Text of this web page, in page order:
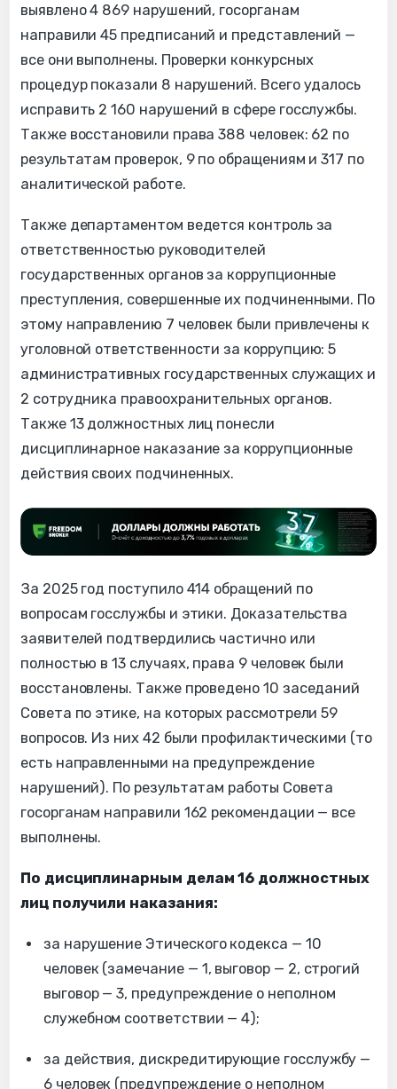
выявлено 4 869 нарушений, госорганам
направили 45 предписаний и представлений —
все они выполнены. Проверки конкурсных
процедур показали 8 нарушений. Всего удалось
исправить 2 160 нарушений в сфере госслужбы.
Также восстановили права 388 человек: 62 по
результатам проверок, 9 по обращениям и 317 по
аналитической работе.
Также департаментом ведется контроль за
ответственностью руководителей
государственных органов за коррупционные
преступления, совершенные их подчиненными. По
этому направлению 7 человек были привлечены к
уголовной ответственности за коррупцию: 5
административных государственных служащих и
2 сотрудника правоохранительных органов.
Также 13 должностных лиц понесли
дисциплинарное наказание за коррупционные
действия своих подчиненных.
За 2025 год поступило 414 обращений по
вопросам госслужбы и этики. Доказательства
заявителей подтвердились частично или
полностью в 13 случаях, права 9 человек были
восстановлены. Также проведено 10 заседаний
Совета по этике, на которых рассмотрели 59
вопросов. Из них 42 были профилактическими (то
есть направленными на предупреждение
нарушений). По результатам работы Совета
госорганам направили 162 рекомендации — все
выполнены.
По дисциплинарным делам 16 должностных
лиц получили наказания:
за нарушение Этического кодекса — 10
человек (замечание — 1, выговор — 2, строгий
выговор — 3, предупреждение о неполном
служебном соответствии — 4);
за действия, дискредитирующие госслужбу —
6 человек (предупреждение о неполном